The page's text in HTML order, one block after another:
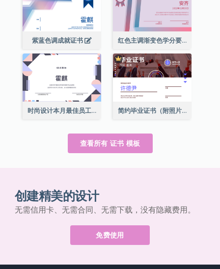
紫蓝色调成就证书 红色主调渐变色学分要求成就证书
时尚设计本月最佳员工证书 简约毕业证书（附照片）
查看所有 证书 模板
创建精美的设计
无需信用卡、无需合同、无需下载，没有隐藏费用。
免费使用